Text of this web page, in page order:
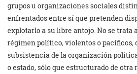
grupos u organizaciones sociales
enfrentados entre sí que pretenden
explotarlo a su libre antojo. No se trata
régimen político, violentos o pacíficos,
subsistencia de la organización
o estado, sólo que estructurado de